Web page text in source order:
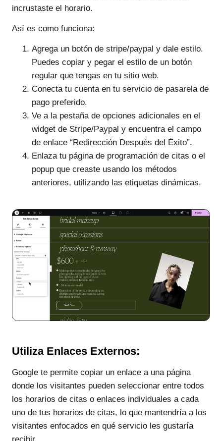
incrustaste el horario.
Así es como funciona:
Agrega un botón de stripe/paypal y dale estilo.
Puedes copiar y pegar el estilo de un botón
regular que tengas en tu sitio web.
Conecta tu cuenta en tu servicio de pasarela de
pago preferido.
Ve a la pestaña de opciones adicionales en el
widget de Stripe/Paypal y encuentra el campo
de enlace “Redirección Después del Éxito”.
Enlaza tu página de programación de citas o el
popup que creaste usando los métodos
anteriores, utilizando las etiquetas dinámicas.
Utiliza Enlaces Externos:
Google te permite copiar un enlace a una página
donde los visitantes pueden seleccionar entre todos
los horarios de citas o enlaces individuales a cada
uno de tus horarios de citas, lo que mantendría a los
visitantes enfocados en qué servicio les gustaría